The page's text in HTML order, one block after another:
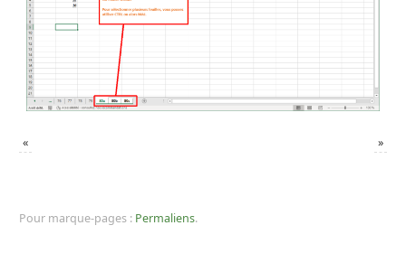
« »
Pour marque-pages : Permaliens.